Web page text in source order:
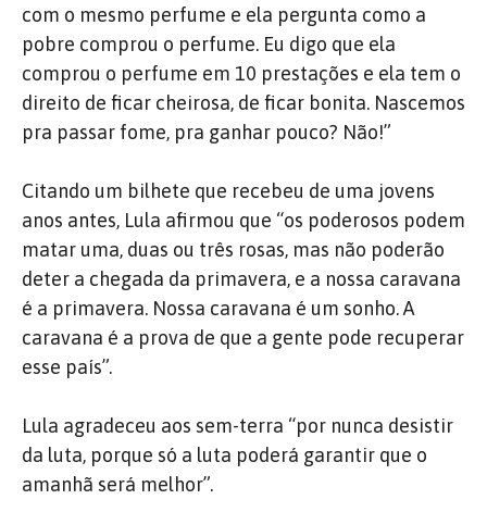
com o mesmo perfume e ela pergunta como a
pobre comprou o perfume. Eu digo que ela
comprou o perfume em 10 prestações e ela tem o
direito de ficar cheirosa, de ficar bonita. Nascemos
pra passar fome, pra ganhar pouco? Não!”
Citando um bilhete que recebeu de uma jovens
anos antes, Lula afirmou que “os poderosos podem
matar uma, duas ou três rosas, mas não poderão
deter a chegada da primavera, e a nossa caravana
é a primavera. Nossa caravana é um sonho. A
caravana é a prova de que a gente pode recuperar
esse país”.
Lula agradeceu aos sem-terra “por nunca desistir
da luta, porque só a luta poderá garantir que o
amanhã será melhor”.